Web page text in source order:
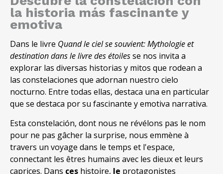
la historia más fascinante y
emotiva
Dans le livre Quand le ciel se souvient: Mythologie et
destination dans le livre des étoilesse nos invita a
explorar las diversas historias y mitos que rodean a
las constelaciones que adornan nuestro cielo
nocturno. Entre todas ellas, destaca una en particular
que se destaca por su fascinante y emotiva narrativa.
Esta constelación, dont nous ne révélons pas le nom
pour ne pas gâcher la surprise, nous emmène à
travers un voyage dans le temps et l'espace,
connectant les êtres humains avec les dieux et leurs
caprices. Dans ces histoire, le protagonistes